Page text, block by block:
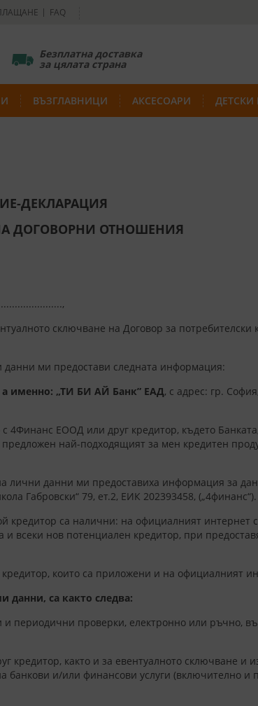
FAQ
Безплатна доставка
за цялата страна
ВЪЗГЛАВНИЦИ АКСЕСОАРИ ДЕТСКИ
ДЕКЛАРАЦИЯ
ДОГОВОРНИ ОТНОШЕНИЯ
сключване на Договор за
данни ми предостави следната информация:
именно: „ТИ БИ АЙ Банк” ЕАД, с адрес: гр.
4Финанс ЕООД или друг кредитор, където
най-подходящият за мен кредитен
лични данни ми предоставиха информация за
Габровски“ 79, ет.2, ЕИК 202393458, („4финанс“).
са налични: на официалният интернет
всеки нов потенциален кредитор, при
които са приложени и на официалният
данни, са както следва:
периодични проверки, електронно или ръчно,
кредитор, както и за евентуалното сключване и
банкови и/или финансови услуги (включително и